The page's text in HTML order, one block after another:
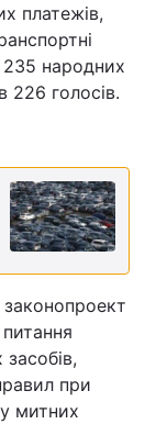
платежів,
народних
226 голосів.
при
митних